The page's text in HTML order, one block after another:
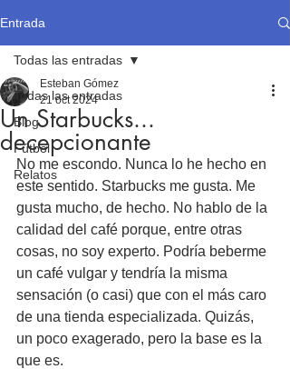
Entrada
Todas las entradas
Blog
Fútbol
Relatos
Todas las entradas
Un Starbucks...
decepcionante
Esteban Gómez
21 oct 2024
No me escondo. Nunca lo he hecho en
este sentido. Starbucks me gusta. Me
gusta mucho, de hecho. No hablo de la
calidad del café porque, entre otras
cosas, no soy experto. Podría beberme
un café vulgar y tendría la misma
sensación (o casi) que con el más caro
de una tienda especializada. Quizás,
un poco exagerado, pero la base es la
que es.